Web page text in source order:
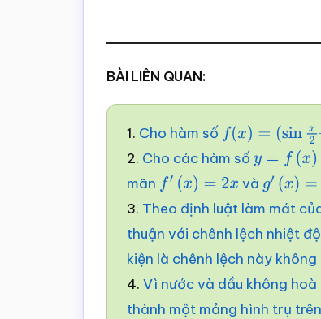
BÀI LIÊN QUAN:
1. Cho hàm số f(x)= (sinx2–
2. Cho các hàm số y =f( x )
mãn f′( x)= 2x và g′ (x)=x
3. Theo định luật làm mát
thuận với chênh lệch nhiệt
kiện là chênh lệch này không
4. Vì nước và dầu không
thành một mảng hình trụ